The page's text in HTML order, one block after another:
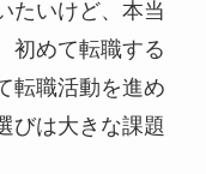
たいけど、本当
初めて転職する
転職活動を進め
びは大きな課題